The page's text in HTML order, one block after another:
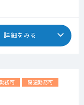
詳細をみる
務可
隔週勤務可